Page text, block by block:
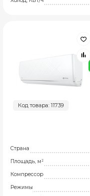
Код товара: 11739
Страна
Площадь, м²
Компрессор
Режимы